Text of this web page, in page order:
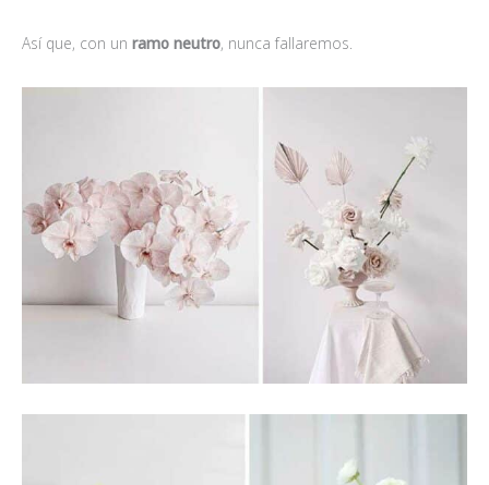
Así que, con un ramo neutro, nunca fallaremos.